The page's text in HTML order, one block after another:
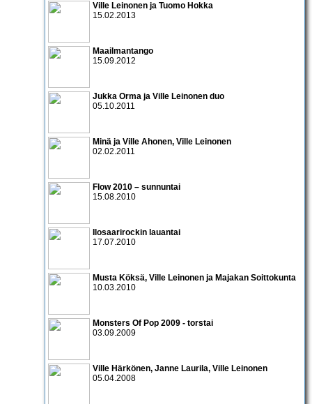
Ville Leinonen ja Tuomo Hokka
15.02.2013
Maailmantango
15.09.2012
Jukka Orma ja Ville Leinonen duo
05.10.2011
Minä ja Ville Ahonen, Ville Leinonen
02.02.2011
Flow 2010 – sunnuntai
15.08.2010
Ilosaarirockin lauantai
17.07.2010
Musta Köksä, Ville Leinonen ja Majakan Soittokunta
10.03.2010
Monsters Of Pop 2009 - torstai
03.09.2009
Ville Härkönen, Janne Laurila, Ville Leinonen
05.04.2008